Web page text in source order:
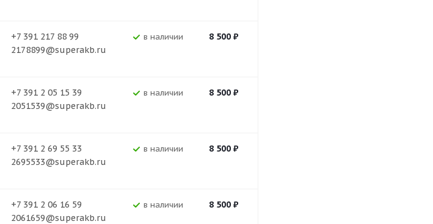
+7 391 217 88 99
2178899@superakb.ru
В наличии 8 500₽
+7 391 2 05 15 39
2051539@superakb.ru
В наличии 8 500₽
+7 391 2 69 55 33
2695533@superakb.ru
В наличии 8 500₽
+7 391 2 06 16 59
2061659@superakb.ru
В наличии 8 500₽